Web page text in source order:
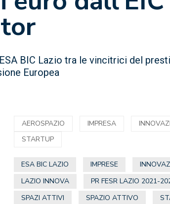
BIC Lazio tra le vincitrici del
Europea
AEROSPAZIO IMPRESA
STARTUP
ESA BIC LAZIO IMPRESE
LAZIO INNOVA
PR FESR LAZIO 2021-
SPAZI ATTIVI
SPAZIO ATTIVO